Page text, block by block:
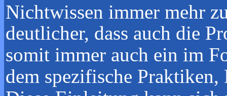
Nichtwissen immer mehr
deutlicher, dass auch die
somit immer auch ein im
dem spezifische